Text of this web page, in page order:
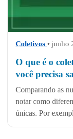
Coletivos • junho
O que é o
você precisa
Comparando as
notar como
únicas. Por